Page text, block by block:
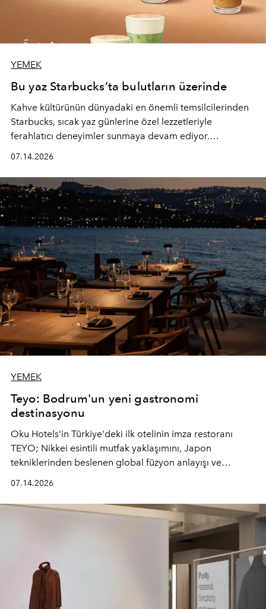
YEMEK
Bu yaz Starbucks’ta bulutların üzerinde
Kahve kültürünün dünyadaki en önemli temsilcilerinden
Starbucks, sıcak yaz günlerine özel lezzetleriyle
ferahlatıcı deneyimler sunmaya devam ediyor.
yepyeni Cloud Frappuccino® Blended Beverage çeşitleri
ve yiyecek alternatifleri yazın keyfine lezzet katıyor.
07.14.2026
YEMEK
Teyo: Bodrum'un yeni gastronomi
destinasyonu
Oku Hotels'in Türkiye'deki ilk otelinin imza restoranı
TEYO; Nikkei esintili mutfak yaklaşımını, Japon
tekniklerinden beslenen global füzyon anlayışı ve
07.14.2026